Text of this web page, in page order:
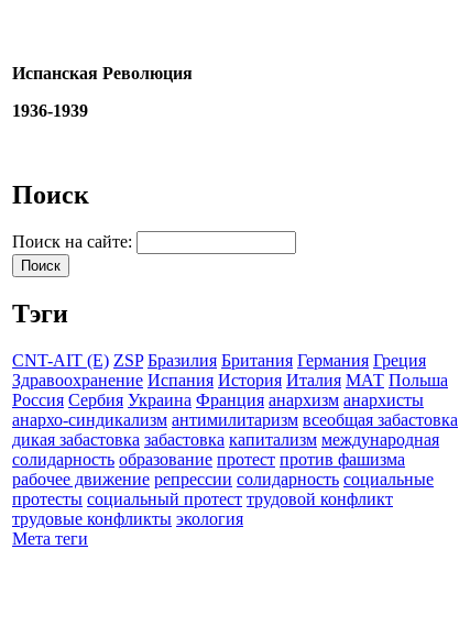
Испанская Революция
1936-1939
Поиск
Поиск на сайте:
Тэги
CNT-AIT (E) ZSP Бразилия Британия Германия Греция
Здравоохранение Испания История Италия МАТ Польша
Россия Сербия Украина Франция анархизм анархисты
анархо-синдикализм антимилитаризм всеобщая забастовка
дикая забастовка забастовка капитализм международная
солидарность образование протест против фашизма
рабочее движение репрессии солидарность социальные
протесты социальный протест трудовой конфликт
трудовые конфликты экология
Мета теги